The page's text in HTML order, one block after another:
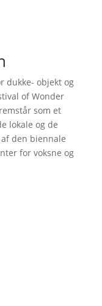
dukke- objekt og
of Wonder
som et
lokale og de
den biennale
for voksne og